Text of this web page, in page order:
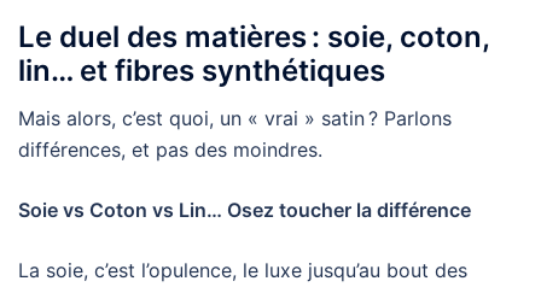
Le duel des matières : soie, coton,
lin… et fibres synthétiques
Mais alors, c’est quoi, un « vrai » satin ? Parlons
différences, et pas des moindres.
Soie vs Coton vs Lin… Osez toucher la différence
La soie, c’est l’opulence, le luxe jusqu’au bout des